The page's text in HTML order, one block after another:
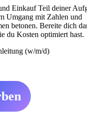
Einkauf Teil deiner
Umgang mit Zahlen und
betonen. Bereite dich
du Kosten optimiert hast.
(w/m/d)